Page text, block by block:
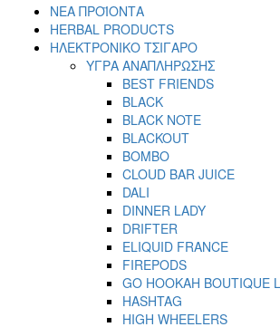
ΝΕΑ ΠΡΟΪΟΝΤΑ
HERBAL PRODUCTS
ΗΛΕΚΤΡΟΝΙΚΟ ΤΣΙΓΑΡΟ
ΥΓΡΑ ΑΝΑΠΛΗΡΩΣΗΣ
BEST FRIENDS
BLACK
BLACK NOTE
BLACKOUT
BOMBO
CLOUD BAR JUICE
DALI
DINNER LADY
DRIFTER
ELIQUID FRANCE
FIREPODS
GO HOOKAH BOUTIQUE
HASHTAG
HIGH WHEELERS